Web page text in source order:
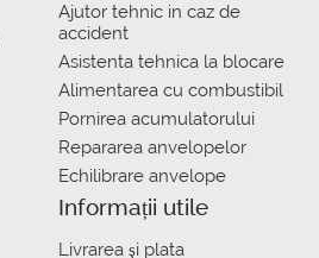
Ajutor tehnic in caz de
accident
Asistenta tehnica la blocare
Alimentarea cu combustibil
Pornirea acumulatorului
Repararea anvelopelor
Echilibrare anvelope
Informații utile
Livrarea şi plata